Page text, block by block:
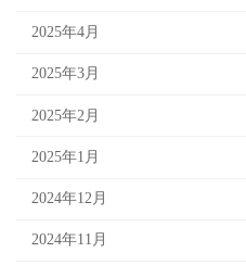
2025年4月
2025年3月
2025年2月
2025年1月
2024年12月
2024年11月